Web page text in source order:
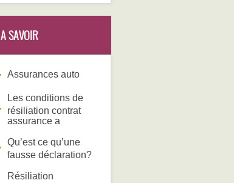
A SAVOIR
Assurances auto
Les conditions de
résiliation contrat
assurance a
Qu’est ce qu’une
fausse déclaration?
Résiliation